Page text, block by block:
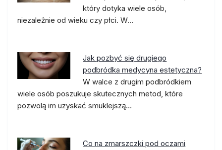
który dotyka wiele osób,
niezależnie od wieku czy płci. W…
Jak pozbyć się drugiego
podbródka medycyna estetyczna?
W walce z drugim podbródkiem
wiele osób poszukuje skutecznych metod, które
pozwolą im uzyskać smuklejszą…
Co na zmarszczki pod oczami